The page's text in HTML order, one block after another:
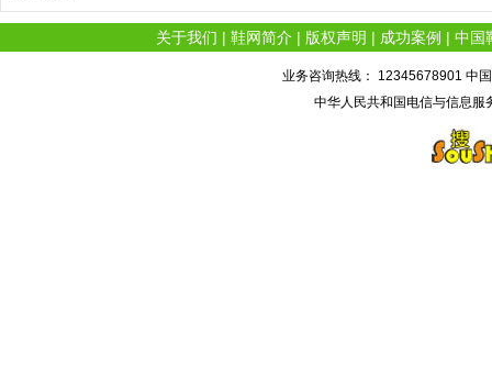
关于我们 | 鞋网简介 | 版权声明 | 成功案例 | 中国
业务咨询热线： 12345678901 中
中华人民共和国电信与信息服